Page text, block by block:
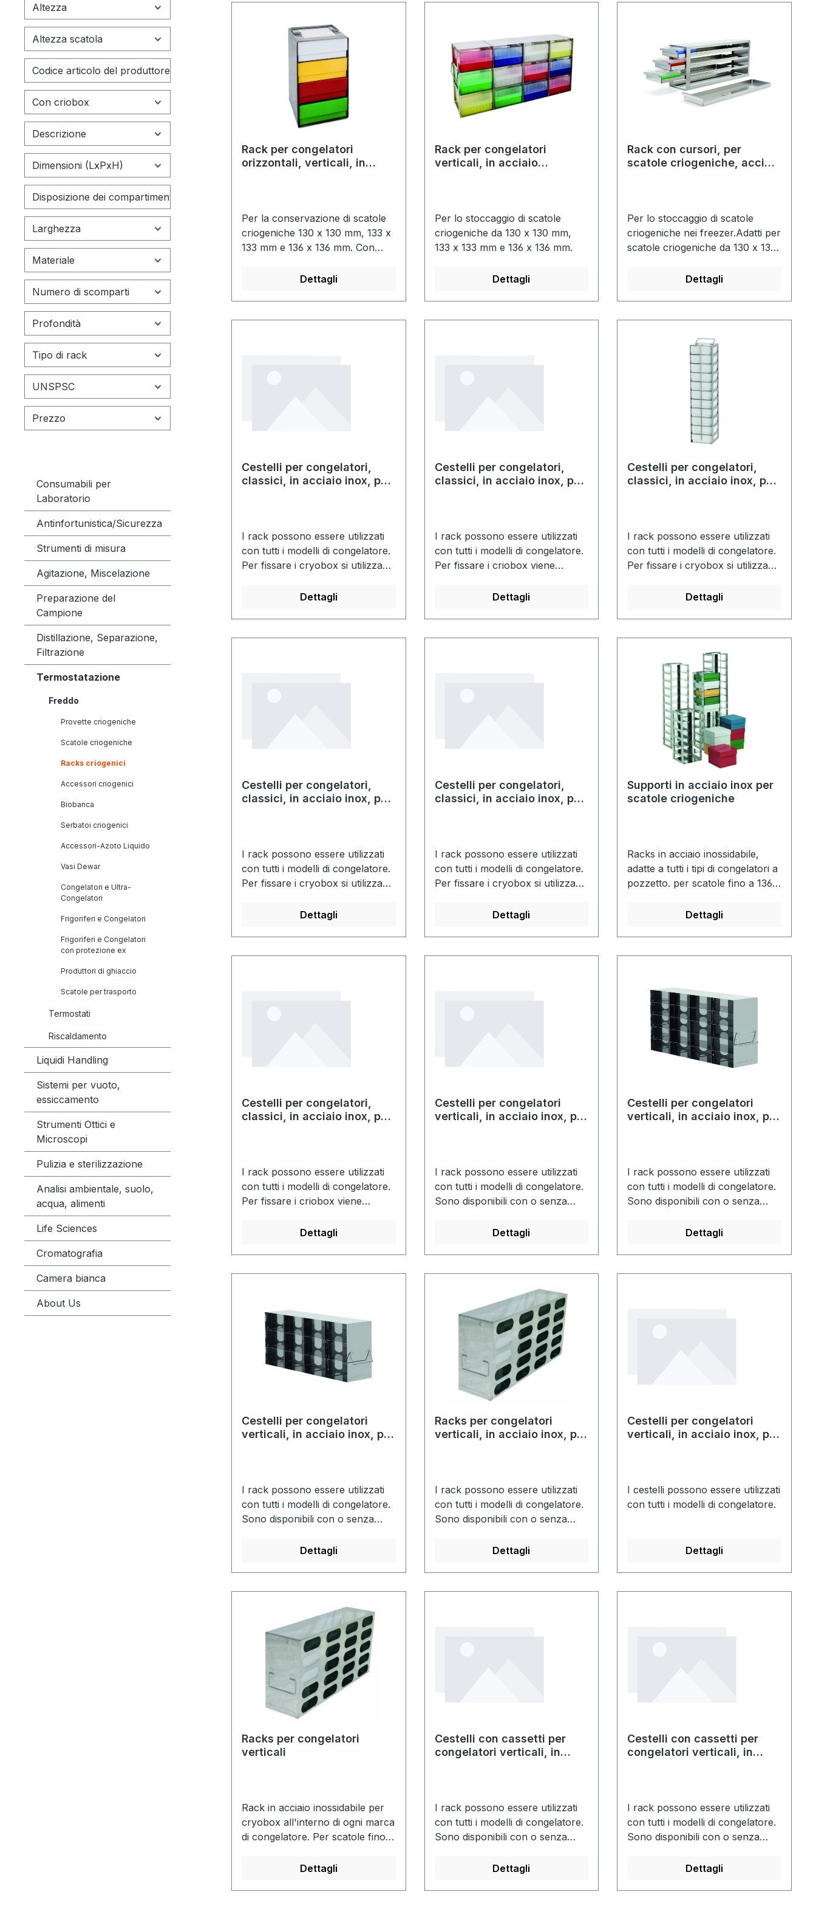
Altezza
Altezza scatola
Codice articolo del produttore
Con criobox
Descrizione
Dimensioni (LxPxH)
Disposizione dei compartimenti
Larghezza
Materiale
Numero di scomparti
Profondità
Tipo di rack
UNSPSC
Prezzo
Consumabili per
Laboratorio
Antinfortunistica/Sicurezza
Strumenti di misura
Agitazione, Miscelazione
Preparazione del
Campione
Distillazione, Separazione,
Filtrazione
Termostatazione
Freddo
Provette criogeniche
Scatole criogeniche
Racks criogenici
Accessori criogenici
Biobanca
Serbatoi criogenici
Accessori-Azoto Liquido
Vasi Dewar
Congelatori e Ultra-
Congelatori
Frigoriferi e Congelatori
Frigoriferi e Congelatori
con protezione ex
Produttori di ghiaccio
Scatole per trasporto
Termostati
Riscaldamento
Liquidi Handling
Sistemi per vuoto,
essiccamento
Strumenti Ottici e
Microscopi
Pulizia e sterilizzazione
Analisi ambientale, suolo,
acqua, alimenti
Life Sciences
Cromatografia
Camera bianca
About Us
Rack per congelatori
orizzontali, verticali, in
Per la conservazione di scatole
criogeniche 130 x 130 mm, 133 x
133 mm e 136 x 136 mm. Con
Dettagli
Rack per congelatori
verticali, in acciaio
Per lo stoccaggio di scatole
criogeniche da 130 x 130 mm,
133 x 133 mm e 136 x 136 mm.
Dettagli
Rack con cursori, per
scatole criogeniche, acciaio
Per lo stoccaggio di scatole
criogeniche nei freezer.Adatti per
scatole criogeniche da 130 x 130
mmSenza fermo di
Dettagli
Cestelli per congelatori,
classici, in acciaio inox, per
I rack possono essere utilizzati
con tutti i modelli di congelatore.
Per fissare i cryobox si utilizza
disponibili con o senza cryobox.
Dettagli
Cestelli per congelatori,
classici, in acciaio inox, per
I rack possono essere utilizzati
con tutti i modelli di congelatore.
Per fissare i criobox viene
Dettagli
Cestelli per congelatori,
classici, in acciaio inox, per
I rack possono essere utilizzati
con tutti i modelli di congelatore.
Per fissare i cryobox si utilizza
disponibili con o senza cryobox.
Dettagli
Cestelli per congelatori,
classici, in acciaio inox, per
I rack possono essere utilizzati
con tutti i modelli di congelatore.
Per fissare i cryobox si utilizza
disponibili con o senza cryobox.
Dettagli
Cestelli per congelatori,
classici, in acciaio inox, per
I rack possono essere utilizzati
con tutti i modelli di congelatore.
Per fissare i cryobox si utilizza
disponibili con o senza cryobox.
Dettagli
Supporti in acciaio inox per
scatole criogeniche
Racks in acciaio inossidabile,
adatte a tutti i tipi di congelatori a
pozzetto. per scatole fino a 136 x
Dettagli
Cestelli per congelatori,
classici, in acciaio inox, per
I rack possono essere utilizzati
con tutti i modelli di congelatore.
Per fissare i criobox viene
Dettagli
Cestelli per congelatori
verticali, in acciaio inox, per
I rack possono essere utilizzati
con tutti i modelli di congelatore.
Sono disponibili con o senza
Dettagli
Cestelli per congelatori
verticali, in acciaio inox, per
I rack possono essere utilizzati
con tutti i modelli di congelatore.
Sono disponibili con o senza
Dettagli
Cestelli per congelatori
verticali, in acciaio inox, per
I rack possono essere utilizzati
con tutti i modelli di congelatore.
Sono disponibili con o senza
Dettagli
Racks per congelatori
verticali, in acciaio inox, per
I rack possono essere utilizzati
con tutti i modelli di congelatore.
Sono disponibili con o senza
Dettagli
Cestelli per congelatori
verticali, in acciaio inox, per
I cestelli possono essere utilizzati
con tutti i modelli di congelatore.
Dettagli
Racks per congelatori
verticali
Rack in acciaio inossidabile per
cryobox all'interno di ogni marca
di congelatore. Per scatole fino a
disponibili. Racks con dimensioni
richiesta.
Dettagli
Cestelli con cassetti per
congelatori verticali, in
I rack possono essere utilizzati
con tutti i modelli di congelatore.
Sono disponibili con o senza
Dettagli
Cestelli con cassetti per
congelatori verticali, in
I rack possono essere utilizzati
con tutti i modelli di congelatore.
Sono disponibili con o senza
Dettagli